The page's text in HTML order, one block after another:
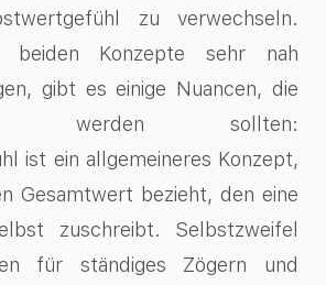
zu verwechseln.
beiden Konzepte sehr nah
gibt es einige Nuancen, die
werden sollten:
ist ein allgemeineres Konzept,
Gesamtwert bezieht, den eine
zuschreibt. Selbstzweifel
für ständiges Zögern und